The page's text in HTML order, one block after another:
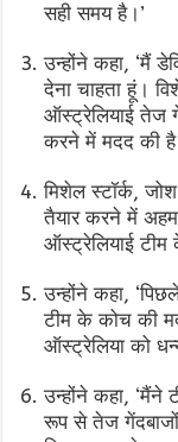
सही समय है।’
उन्होंने कहा, ‘मैं
देना चाहता हूं।
ऑस्ट्रेलियाई तेज
करने में मदद की
मिशेल स्टॉर्क,
तैयार करने में
ऑस्ट्रेलियाई
उन्होंने कहा,
टीम के कोच की
ऑस्ट्रेलिया को
उन्होंने कहा,
रूप से तेज